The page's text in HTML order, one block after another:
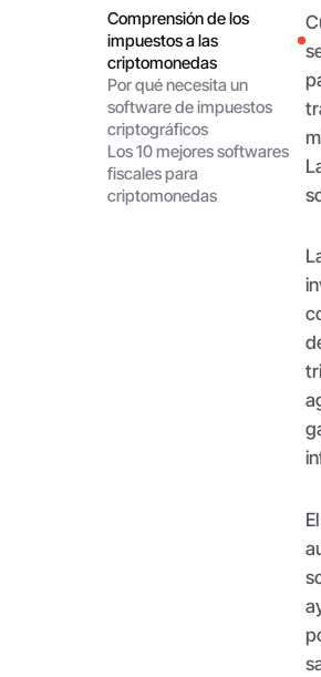
Comprensión de los
impuestos a las
criptomonedas
Por qué necesita un
software de impuestos
criptográficos
Los 10 mejores softwares
fiscales para
criptomonedas